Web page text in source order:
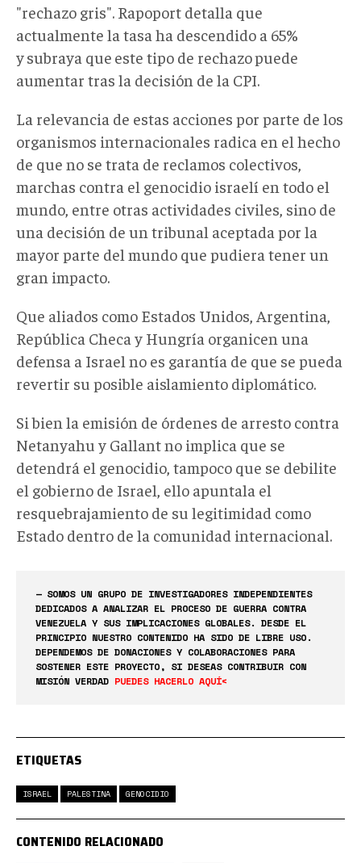
"rechazo gris". Rapoport detalla que
actualmente la tasa ha descendido a 65%
ysubraya que este tipo de rechazopuede
aumentar tras la decisión de la CPI.
La relevancia de estas acciones por parte de los
organismos internacionales radica en el hecho
de que no se trata de reclamos colectivos,
marchas contra el genocidio israelí en todo el
mundo, entre otras actividades civiles, sino de
una decisión de un tribunal aceptada por la
mayor parte del mundo que pudiera tener un
gran impacto.
Que aliados como Estados Unidos, Argentina,
República Checa y Hungría organicen una
defensa a Israel no es garantía de que se pueda
revertir su posible aislamiento diplomático.
Si bien la emisión de órdenes de arresto contra
Netanyahu y Gallant no implica que se
detendrá el genocidio, tampoco que se debilite
el gobierno de Israel, ello apuntala el
resquebrajamiento de su legitimidad como
Estado dentro de la comunidad internacional.
— SOMOS UN GRUPO DE INVESTIGADORES INDEPENDIENTES
DEDICADOS A ANALIZAR EL PROCESO DE GUERRA CONTRA
VENEZUELA Y SUS IMPLICACIONES GLOBALES. DESDE EL
PRINCIPIO NUESTRO CONTENIDO HA SIDO DE LIBRE USO.
DEPENDEMOS DE DONACIONES Y COLABORACIONES PARA
SOSTENER ESTE PROYECTO, SI DESEAS CONTRIBUIR CON
MISIÓN VERDAD PUEDES HACERLO AQUÍ<
ETIQUETAS
ISRAEL PALESTINA GENOCIDIO
CONTENIDO RELACIONADO